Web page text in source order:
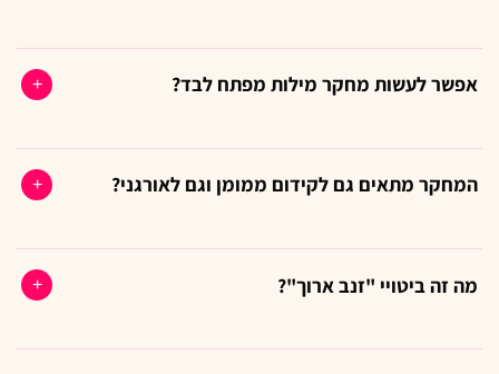
אפשר לעשות מחקר מילות מפתח לבד?
אבל בלי ניסיון קל לפספס את כוונת החיפוש ואת ווריאציות העברית,
ולבזבז חודשים על ביטויים שלא ממירים. כאן נכנס הליווי המקצועי.
המחקר מתאים גם לקידום ממומן וגם לאורגני?
על אילו מילים להציע בקמפיין ממומן ב-PPC. מחקר אחד שמזין את
שני הערוצים.
מה זה ביטויי "זנב ארוך"?